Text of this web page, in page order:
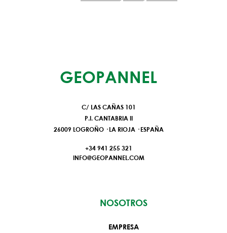
GEOPANNEL
C/ LAS CAÑAS 101
P.I. CANTABRIA II
26009 LOGROÑO · LA RIOJA · ESPAÑA
+34 941 255 321
INFO@GEOPANNEL.COM
NOSOTROS
EMPRESA